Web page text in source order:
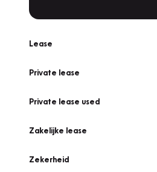
Lease
Private lease
Private lease used
Zakelijke lease
Zekerheid